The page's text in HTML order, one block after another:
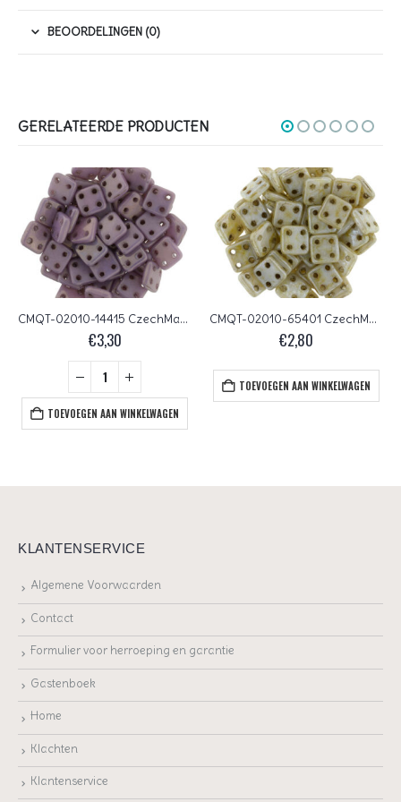
BEOORDELINGEN (0)
GERELATEERDE PRODUCTEN
CMQT-02010-14415 CzechMates QuadraTile Opaque Lilac Luster
€3,30
TOEVOEGEN AAN WINKELWAGEN
CMQT-02010-65401 CzechMates QuadraTile Opaque Luster Picasso
€2,80
TOEVOEGEN AAN WINKELWAGEN
KLANTENSERVICE
Algemene Voorwaarden
Contact
Formulier voor herroeping en garantie
Gastenboek
Home
Klachten
Klantenservice